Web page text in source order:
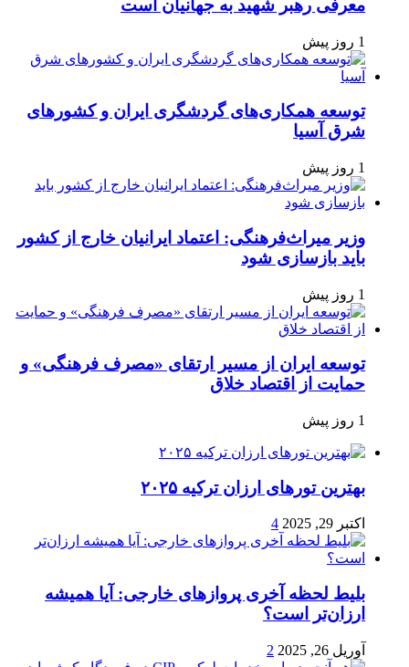
معرفی رهبر شهید به جهانیان است
1 روز پیش
توسعه همکاری‌های گردشگری ایران و کشورهای
شرق آسیا
1 روز پیش
وزیر میراث‌فرهنگی: اعتماد ایرانیان خارج از کشور
باید بازسازی شود
1 روز پیش
توسعه ایران از مسیر ارتقای «مصرف فرهنگی» و
حمایت از اقتصاد خلاق
1 روز پیش
بهترین تورهای ارزان ترکیه ۲۰۲۵
اکتبر 29, 2025 4
بلیط لحظه آخری پروازهای خارجی: آیا همیشه
ارزان‌تر است؟
آوریل 26, 2025 2